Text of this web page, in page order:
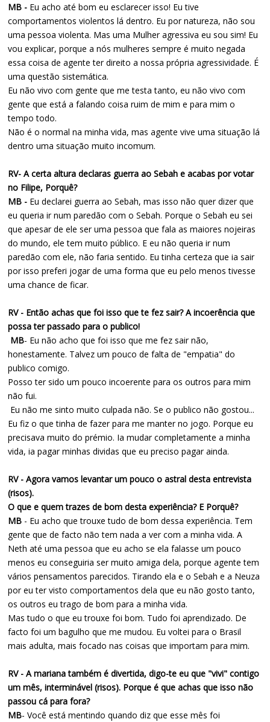
MB - Eu acho até bom eu esclarecer isso! Eu tive
comportamentos violentos lá dentro. Eu por natureza, não sou
uma pessoa violenta. Mas uma Mulher agressiva eu sou sim! Eu
vou explicar, porque a nós mulheres sempre é muito negada
essa coisa de agente ter direito a nossa própria agressividade. É
uma questão sistemática.
Eu não vivo com gente que me testa tanto, eu não vivo com
gente que está a falando coisa ruim de mim e para mim o
tempo todo.
Não é o normal na minha vida, mas agente vive uma situação lá
dentro uma situação muito incomum.
RV- A certa altura declaras guerra ao Sebah e acabas por votar
no Filipe, Porquê?
MB - Eu declarei guerra ao Sebah, mas isso não quer dizer que
eu queria ir num paredão com o Sebah. Porque o Sebah eu sei
que apesar de ele ser uma pessoa que fala as maiores nojeiras
do mundo, ele tem muito público. E eu não queria ir num
paredão com ele, não faria sentido. Eu tinha certeza que ia sair
por isso preferi jogar de uma forma que eu pelo menos tivesse
uma chance de ficar.
RV - Então achas que foi isso que te fez sair? A incoerência que
possa ter passado para o publico!
MB- Eu não acho que foi isso que me fez sair não,
honestamente. Talvez um pouco de falta de "empatia" do
publico comigo.
Posso ter sido um pouco incoerente para os outros para mim
não fui.
Eu não me sinto muito culpada não. Se o publico não gostou...
Eu fiz o que tinha de fazer para me manter no jogo. Porque eu
precisava muito do prémio. Ia mudar completamente a minha
vida, ia pagar minhas dividas que eu preciso pagar ainda.
RV - Agora vamos levantar um pouco o astral desta entrevista
(risos).
O que e quem trazes de bom desta experiência? E Porquê?
MB - Eu acho que trouxe tudo de bom dessa experiência. Tem
gente que de facto não tem nada a ver com a minha vida. A
Neth até uma pessoa que eu acho se ela falasse um pouco
menos eu conseguiria ser muito amiga dela, porque agente tem
vários pensamentos parecidos. Tirando ela e o Sebah e a Neuza
por eu ter visto comportamentos dela que eu não gosto tanto,
os outros eu trago de bom para a minha vida.
Mas tudo o que eu trouxe foi bom. Tudo foi aprendizado. De
facto foi um bagulho que me mudou. Eu voltei para o Brasil
mais adulta, mais focado nas coisas que importam para mim.
RV - A mariana também é divertida, digo-te eu que "vivi" contigo
um mês, interminável (risos). Porque é que achas que isso não
passou cá para fora?
MB- Você está mentindo quando diz que esse mês foi